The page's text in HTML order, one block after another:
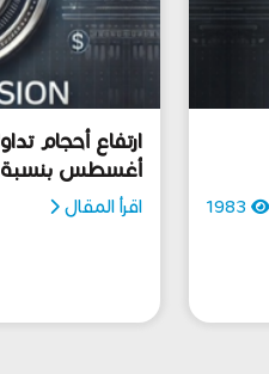
1983
أغسطس بنسبة 14% مقارنة بالشهر السابق
اقرأ المقال